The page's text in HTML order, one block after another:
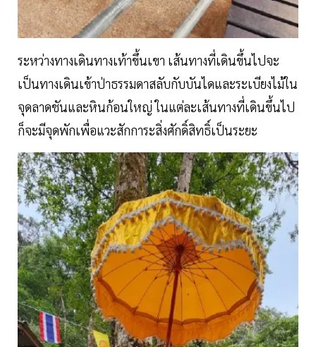
ระหว่างทางเดินทางเท้าขึ้นเขา เส้นทางที่เดินขึ้นไปจะ
เป็นทางเดินเข้าป่าธรรมดาสลับกับบันไดและระเบียงไม้ใน
จุดลาดชันและหินก้อนใหญ่ ในแต่ละเส้นทางที่เดินขึ้นไป
ก็จะมีจุดพักเพื่อแวะสักการะสิ่งศักดิ์สิทธิ์เป็นระยะ